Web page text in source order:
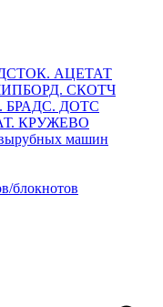
АЦЕТАТ
СКОТЧ
ДОТС
КРУЖЕВО
машин
блокнотов